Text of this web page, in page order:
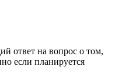
ответ на вопрос о том,
если планируется